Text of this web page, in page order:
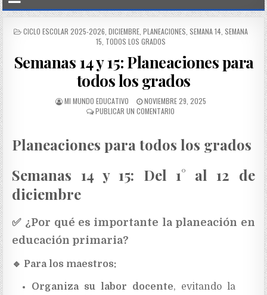
CICLO ESCOLAR 2025-2026 DICIEMBRE, PLANEACIONES SEMANA 14, SEMANA
15 TODOS LOS GRADOS
Semanas 14 y 15: Planeaciones para
todos los grados
MI MUNDO EDUCATIVO
NOVIEMBRE 29, 2025
PUBLICAR UN COMENTARIO
Planeaciones para todos los grados
Semanas 14 y 15: Del 1° al 12 de
diciembre
✅ ¿Por qué es importante la planeación en
educación primaria?
🔹 Para los maestros:
Organiza su labor docente, evitando la